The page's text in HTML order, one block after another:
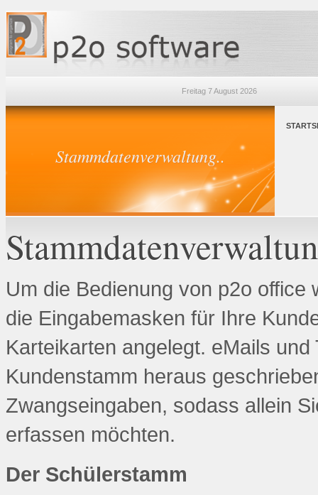
Freitag 7 August 2026
Stammdatenverwaltung..
Um die Bedienung von p2o
die Eingabemasken für Ihre
Karteikarten angelegt. eMails
Kundenstamm heraus
Zwangseingaben, sodass allein
erfassen möchten.
Der Schülerstamm